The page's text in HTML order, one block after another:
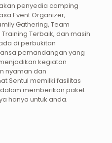
penyedia camping
Event Organizer,
Gathering, Team
Terbaik, dan masih
di perbukitan
pemandangan yang
kegiatan
nyaman dan
Sentul memilki fasilitas
memberikan paket
hanya untuk anda.